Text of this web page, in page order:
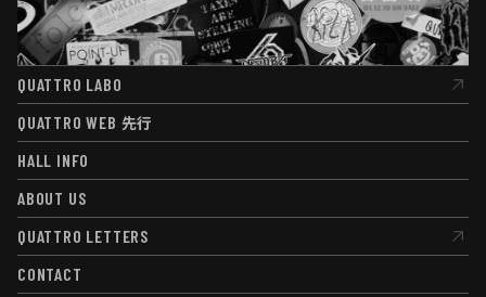
QUATTRO LABO
QUATTRO LABO
QUATTRO WEB 先行
QUATTRO WEB先行
HALL INFO
HALL INFO
ABOUT US
ABOUT US
QUATTRO LETTERS
QUATTRO LETTERS
CONTACT